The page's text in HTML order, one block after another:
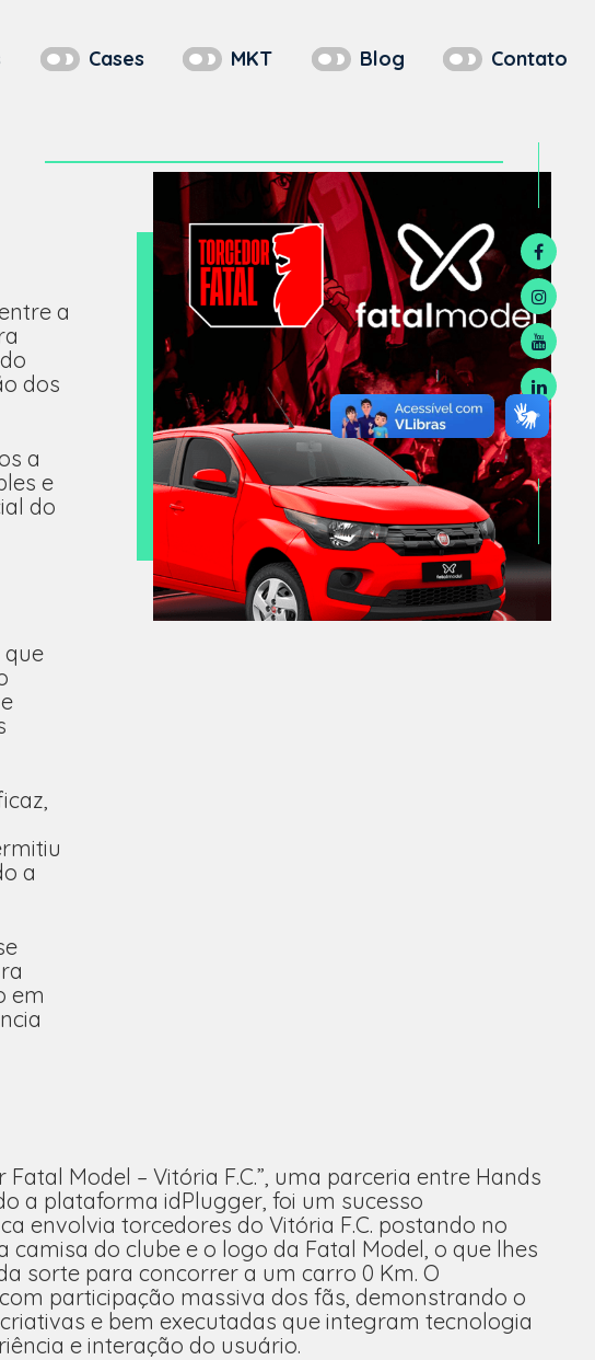
Cases MKT Blog Contato
a
dos
a
e
do
que
a
em
Model – Vitória F.C.”, uma parceria entre Hands
a plataforma idPlugger, foi um sucesso
envolvia torcedores do Vitória F.C. postando no
do clube e o logo da Fatal Model, o que lhes
sorte para concorrer a um carro 0 Km. O
participação massiva dos fãs, demonstrando o
e bem executadas que integram tecnologia
e interação do usuário.